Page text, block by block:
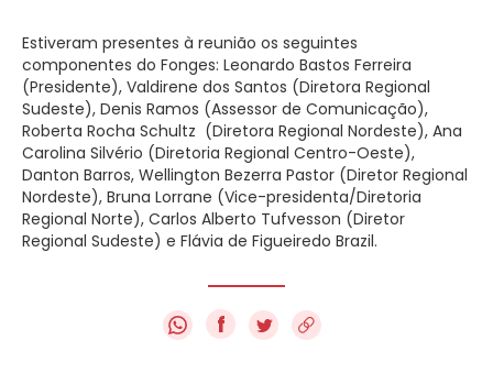
Estiveram presentes à reunião os seguintes
componentes do Fonges: Leonardo Bastos Ferreira
(Presidente), Valdirene dos Santos (Diretora Regional
Sudeste), Denis Ramos (Assessor de Comunicação),
Roberta Rocha Schultz (Diretora Regional Nordeste), Ana
Carolina Silvério (Diretoria Regional Centro-Oeste),
Danton Barros, Wellington Bezerra Pastor (Diretor Regional
Nordeste), Bruna Lorrane (Vice-presidenta/Diretoria
Regional Norte), Carlos Alberto Tufvesson (Diretor
Regional Sudeste) e Flávia de Figueiredo Brazil.
f